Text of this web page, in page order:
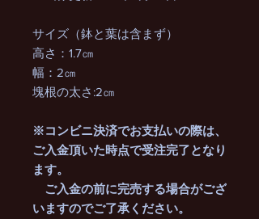
サイズ（鉢と葉は含まず）
高さ：1.7㎝
幅：2㎝
塊根の太さ:2㎝
※コンビニ決済でお支払いの際は、
ご入金頂いた時点で受注完了となり
ます。
ご入金の前に完売する場合がござ
いますのでご了承ください。